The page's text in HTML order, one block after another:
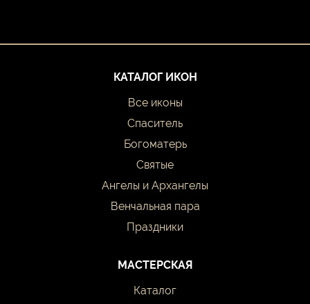
КАТАЛОГ ИКОН
Все иконы
Спаситель
Богоматерь
Святые
Ангелы и Архангелы
Венчальная пара
Праздники
МАСТЕРСКАЯ
Каталог